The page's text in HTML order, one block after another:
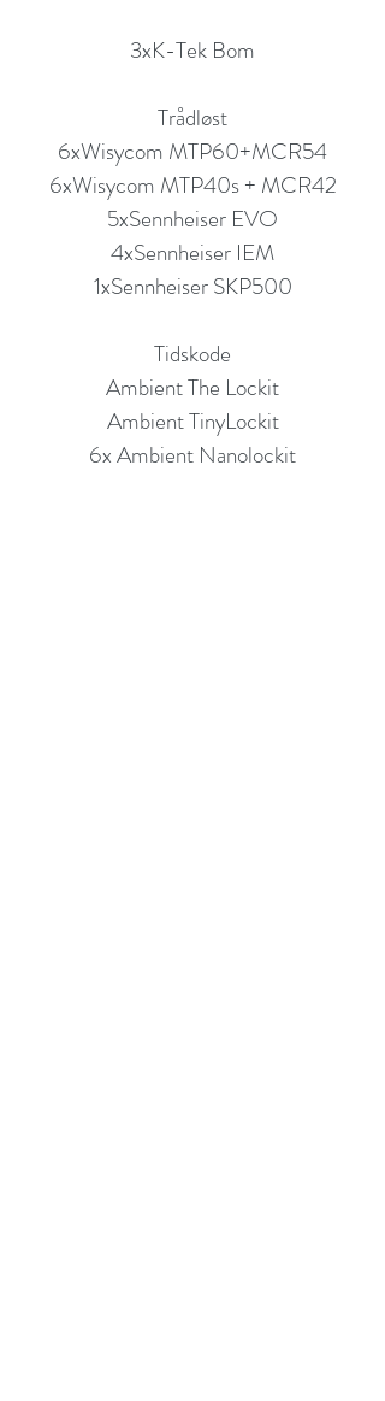
3xK-Tek Bom
Trådløst
6xWisycom MTP60+MCR54
6xWisycom MTP40s + MCR42
5xSennheiser EVO
4xSennheiser IEM
1xSennheiser SKP500
Tidskode
Ambient The Lockit
Ambient TinyLockit
6x Ambient Nanolockit